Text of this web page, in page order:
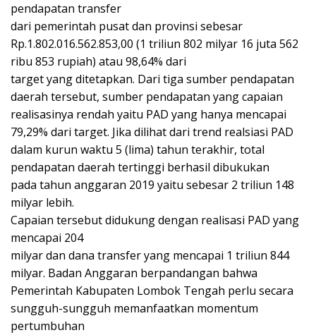
pendapatan transfer
dari pemerintah pusat dan provinsi sebesar
Rp.1.802.016.562.853,00 (1 triliun 802 milyar 16 juta 562
ribu 853 rupiah) atau 98,64% dari
target yang ditetapkan. Dari tiga sumber pendapatan
daerah tersebut, sumber pendapatan yang capaian
realisasinya rendah yaitu PAD yang hanya mencapai
79,29% dari target. Jika dilihat dari trend realsiasi PAD
dalam kurun waktu 5 (lima) tahun terakhir, total
pendapatan daerah tertinggi berhasil dibukukan
pada tahun anggaran 2019 yaitu sebesar 2 triliun 148
milyar lebih.
Capaian tersebut didukung dengan realisasi PAD yang
mencapai 204
milyar dan dana transfer yang mencapai 1 triliun 844
milyar. Badan Anggaran berpandangan bahwa
Pemerintah Kabupaten Lombok Tengah perlu secara
sungguh-sungguh memanfaatkan momentum
pertumbuhan